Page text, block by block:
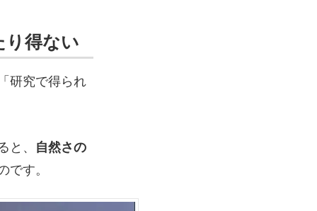
り得ない
研究で得られ
と、 自然さの
です。